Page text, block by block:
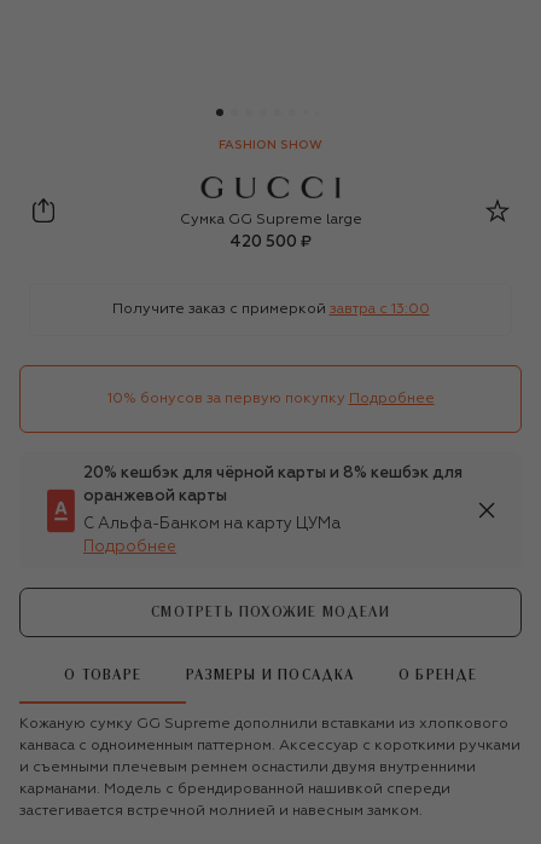
FASHION SHOW
Gucci
Сумка GG Supreme large
420 500 ₽
Получите заказ с примеркой завтра c 13:00
10% бонусов за первую покупку Подробнее
20% кешбэк для чёрной карты и 8% кешбэк для
оранжевой карты
С Альфа-Банком на карту ЦУМа
Подробнее
СМОТРЕТЬ ПОХОЖИЕ МОДЕЛИ
О ТОВАРЕ РАЗМЕРЫ И ПОСАДКА О БРЕНДЕ
Кожаную сумку GG Supreme дополнили вставками из хлопкового
канваса с одноименным паттерном. Аксессуар с короткими ручками
и съемными плечевым ремнем оснастили двумя внутренними
карманами. Модель с брендированной нашивкой спереди
застегивается встречной молнией и навесным замком.